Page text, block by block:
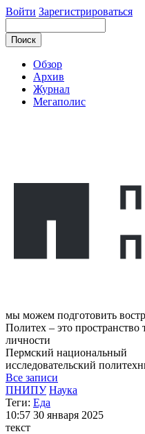
Войти Зарегистрироваться
Обзор
Архив
Журнал
Мегаполис
мы можем подготовить
Политех – это пространство
личности
Пермский национальный
исследовательский
Все записи
ПНИПУ Наука
Теги: Еда
10:57 30 января 2025
текст